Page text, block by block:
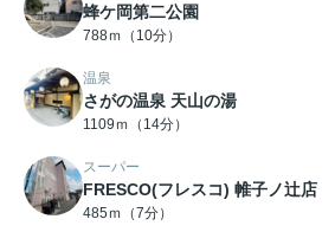
蜂ケ岡第二公園
788ｍ（10分）
温泉
さがの温泉 天山の湯
1109ｍ（14分）
スーパー
FRESCO(フレスコ) 帷子ノ辻店
485ｍ（7分）